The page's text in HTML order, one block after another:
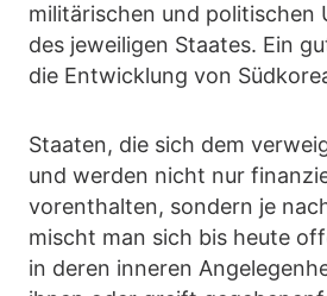
militärischen und politischen
des jeweiligen Staates. Ein
die Entwicklung von
Staaten, die sich dem
und werden nicht nur
vorenthalten, sondern je
mischt man sich bis heute
in deren inneren